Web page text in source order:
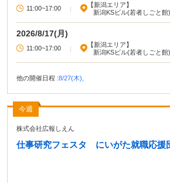
11:00~17:00
|
【新潟エリア】
新潟KSビル(若者しごと館)
2026/8/17(月)
11:00~17:00 |
【新潟エリア】
新潟KSビル(若者しごと館)
他の開催日程 :8/27(木),
今週
株式会社広報しえん
仕事研究フェスタ にいがた就職応援